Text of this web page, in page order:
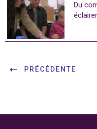
Du
PRÉCÉDENTE